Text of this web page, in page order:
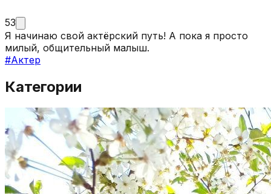
53
Я начинаю свой актёрский путь! А пока я просто
милый, общительный малыш.
#Актер
Категории